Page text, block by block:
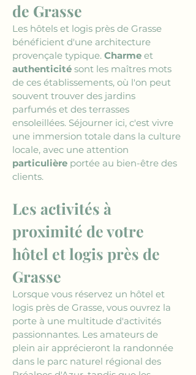
de Grasse
Les hôtels et logis près de Grasse
bénéficient d'une architecture
provençale typique. Charme et
authenticité sont les maîtres mots
de ces établissements, où l'on peut
souvent trouver des jardins
parfumés et des terrasses
ensoleillées. Séjourner ici, c'est vivre
une immersion totale dans la culture
locale, avec une attention
particulière portée au bien-être des
clients.
Les activités à
proximité de votre
hôtel et logis près de
Grasse
Lorsque vous réservez un hôtel et
logis près de Grasse, vous ouvrez la
porte à une multitude d'activités
passionnantes. Les amateurs de
plein air apprécieront la randonnée
dans le parc naturel régional des